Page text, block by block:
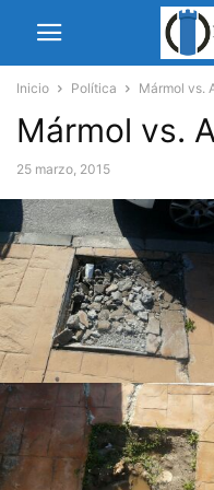
Inicio Política Mármol vs.
Mármol vs.
25 marzo, 2015